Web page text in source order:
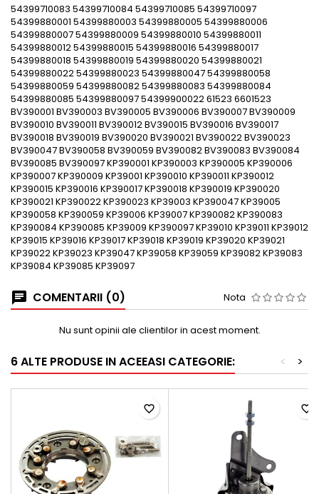
54399710083 54399710084 54399710085 54399710097
54399880001 54399880003 54399880005 54399880006
54399880007 54399880009 54399880010 54399880011
54399880012 54399880015 54399880016 54399880017
54399880018 54399880019 54399880020 54399880021
54399880022 54399880023 54399880047 54399880058
54399880059 54399880082 54399880083 54399880084
54399880085 54399880097 54399900022 61523 6601523
BV390001 BV390003 BV390005 BV390006 BV390007 BV390009
BV390010 BV390011 BV390012 BV390015 BV390016 BV390017
BV390018 BV390019 BV390020 BV390021 BV390022 BV390023
BV390047 BV390058 BV390059 BV390082 BV390083 BV390084
BV390085 BV390097 KP390001 KP390003 KP390005 KP390006
KP390007 KP390009 KP39001 KP390010 KP390011 KP390012
KP390015 KP390016 KP390017 KP390018 KP390019 KP390020
KP390021 KP390022 KP390023 KP39003 KP390047 KP39005
KP390058 KP390059 KP39006 KP39007 KP390082 KP390083
KP390084 KP390085 KP39009 KP390097 KP39010 KP39011 KP39012
KP39015 KP39016 KP39017 KP39018 KP39019 KP39020 KP39021
KP39022 KP39023 KP39047 KP39058 KP39059 KP39082 KP39083
KP39084 KP39085 KP39097
COMENTARII (0) Nota
Nu sunt opinii ale clientilor in acest moment.
6 ALTE PRODUSE IN ACEEASI CATEGORIE: >
<
favorite_border favorite_border